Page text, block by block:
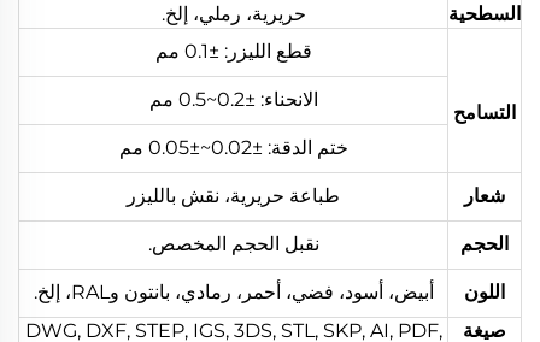
السطحية
حريرية، رملي، إلخ.
التسامح
قطع الليزر: ±0.1 مم
الانحناء: ±0.2~0.5 مم
ختم الدقة: ±0.02~±0.05 مم
شعار طباعة حريرية، نقش بالليزر
الحجم نقبل الحجم المخصص.
اللون
أبيض، أسود، فضي، أحمر، رمادي، بانتون وRAL، إلخ.
صيغة
DWG, DXF, STEP, IGS, 3DS, STL, SKP, AI, PDF,